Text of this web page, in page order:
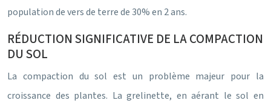
population de vers de terre de 30% en 2 ans.
RÉDUCTION SIGNIFICATIVE DE LA COMPACTION
DU SOL
La compaction du sol est un problème majeur pour la
croissance des plantes. La grelinette, en aérant le sol en